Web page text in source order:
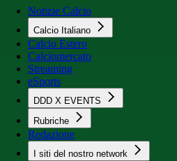
Notizie Calcio
Calcio Italiano
Calcio Estero
Calciomercato
Streaming
eSports
DDD X EVENTS
Rubriche
Redazione
I siti del nostro network